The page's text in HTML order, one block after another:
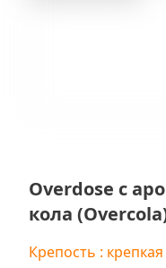
Overdose с
кола
Крепость : крепкая